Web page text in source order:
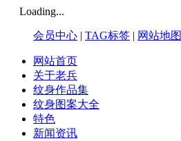
Loading...
会员中心 | TAG标签 | 网站地图
网站首页
关于老兵
纹身作品集
纹身图案大全
特色
新闻资讯